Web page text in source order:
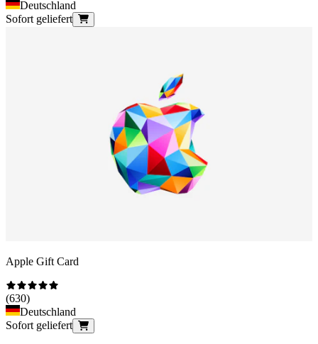
Deutschland
Sofort geliefert
Apple Gift Card
(630)
Deutschland
Sofort geliefert